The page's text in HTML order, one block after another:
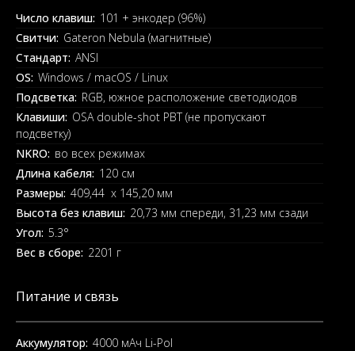
Число клавиш: 101 + энкодер (96%)
Свитчи: Gateron Nebula (магнитные)
Стандарт: ANSI
OS: Windows / macOS / Linux
Подсветка: RGB, южное расположение светодиодов
Клавиши: OSA double-shot PBT (не пропускают
подсветку)
NKRO: во всех режимах
Длина кабеля: 120 см
Размеры: 409,44 x 145,20 мм
Высота без клавиш: 20,73 мм спереди, 31,23 мм сзади
Угол: 5.3°
Вес в сборе: 2201 г
Питание и связь
Аккумулятор: 4000 мАч Li-Pol